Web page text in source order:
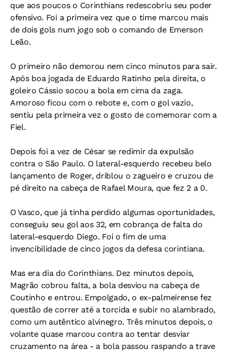
que aos poucos o Corinthians redescobriu seu poder
ofensivo. Foi a primeira vez que o time marcou mais
de dois gols num jogo sob o comando de Emerson
Leão.
O primeiro não demorou nem cinco minutos para sair.
Após boa jogada de Eduardo Ratinho pela direita, o
goleiro Cássio socou a bola em cima da zaga.
Amoroso ficou com o rebote e, com o gol vazio,
sentiu pela primeira vez o gosto de comemorar com a
Fiel.
Depois foi a vez de César se redimir da expulsão
contra o São Paulo. O lateral-esquerdo recebeu belo
lançamento de Roger, driblou o zagueiro e cruzou de
pé direito na cabeça de Rafael Moura, que fez 2 a 0.
O Vasco, que já tinha perdido algumas oportunidades,
conseguiu seu gol aos 32, em cobrança de falta do
lateral-esquerdo Diego. Foi o fim de uma
invencibilidade de cinco jogos da defesa corintiana.
Mas era dia do Corinthians. Dez minutos depois,
Magrão cobrou falta, a bola desviou na cabeça de
Coutinho e entrou. Empolgado, o ex-palmeirense fez
questão de correr até a torcida e subir no alambrado,
como um autêntico alvinegro. Três minutos depois, o
volante quase marcou contra ao tentar desviar
cruzamento na área - a bola passou raspando a trave